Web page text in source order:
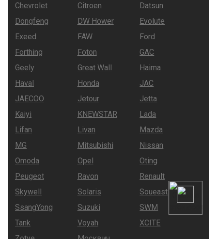
Chevrolet
Citroen
Datsun
Dongfeng
DW Hower
Evolute
Exeed
FAW
Ford
Forthing
Foton
GAC
Geely
Great Wall
Haima
Haval
Honda
JAC
JAECOO
Jetour
Jetta
Kaiyi
KNEWSTAR
Lada
Lifan
Livan
Mazda
MG
Mitsubishi
Nissan
Omoda
Opel
Oting
Peugeot
Ravon
Renault
Skywell
Solaris
Soueast
SsangYong
Suzuki
SWM
Tank
Voyah
XCITE